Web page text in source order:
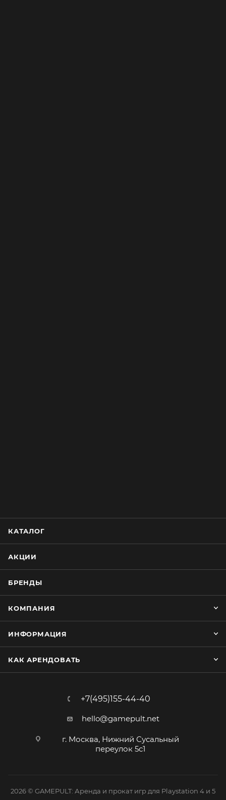
КАТАЛОГ
АКЦИИ
БРЕНДЫ
КОМПАНИЯ
ИНФОРМАЦИЯ
КАК АРЕНДОВАТЬ
+7(495)155-44-40
hello@gamepult.net
г. Москва, Нижний Сусальный
переулок 5с1
2026 © GAMEPULT: Аренда и прокат игр для Playstation 4 и 5